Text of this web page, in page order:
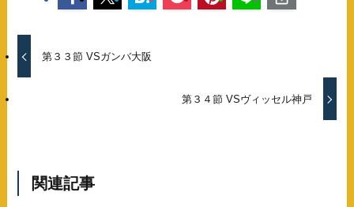
第３３節 VSガンバ大阪
第３４節 VSヴィッセル神戸
関連記事